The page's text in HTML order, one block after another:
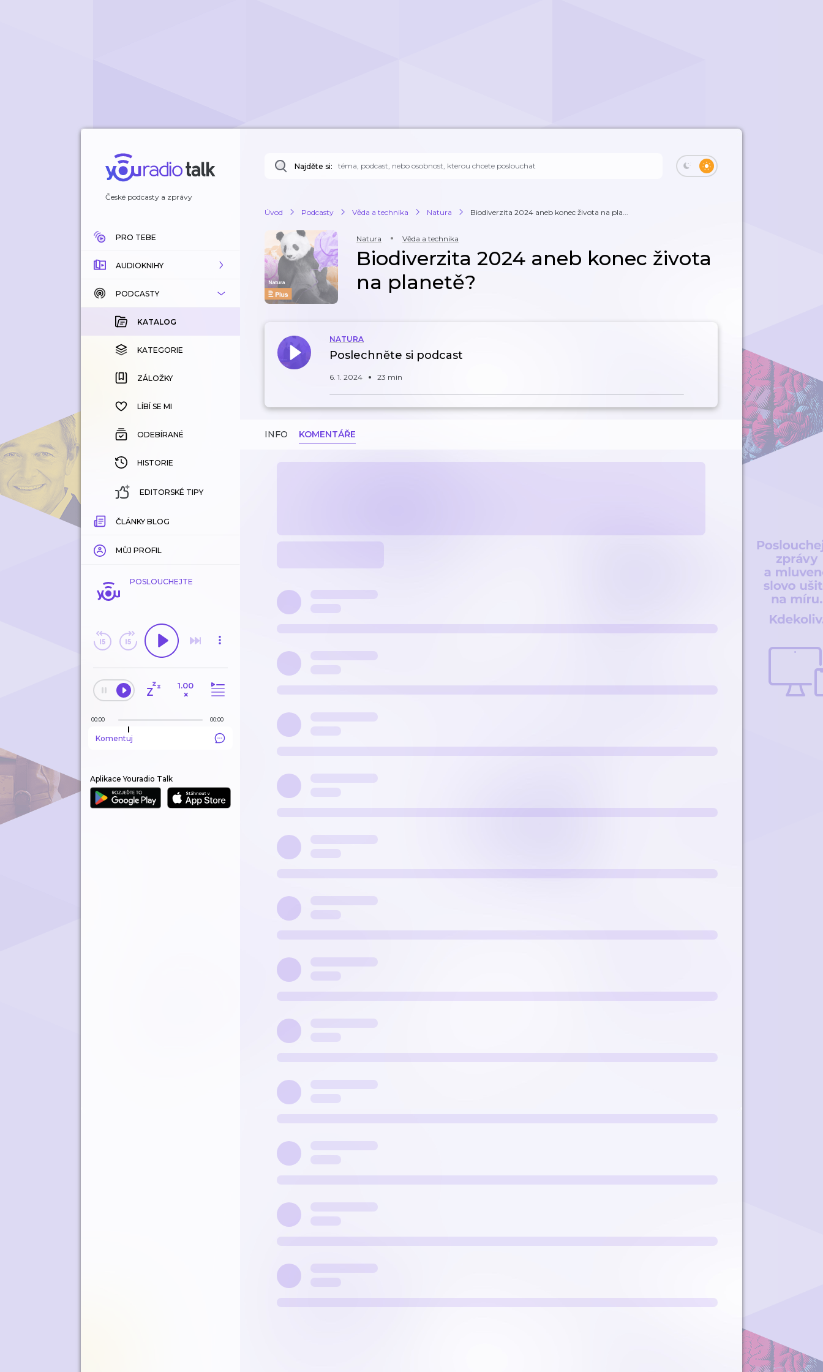
České podcasty a zprávy
PRO TEBE
AUDIOKNIHY
KATALOG
KOUPENÉ
KATEGORIE
ZÁLOŽKY
HISTORIE
PODCASTY
KATALOG
KATEGORIE
ZÁLOŽKY
LÍBÍ SE MI
ODEBÍRANÉ
HISTORIE
EDITORSKÉ TIPY
ČLÁNKY BLOG
MŮJ PROFIL
POSLOUCHEJTE
1.00
×
00:00 00:00
Komentuj
Aplikace Youradio Talk
Najděte si:
Úvod Podcasty Věda a technika Natura Biodiverzita 2024 aneb konec života na pla...
Natura Věda a technika
Biodiverzita 2024 aneb konec života
na planetě?
NATURA
Poslechněte si podcast
6. 1. 2024 23 min
INFO KOMENTÁŘE